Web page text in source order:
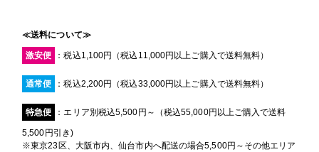
≪送料について≫
激安便 ：税込1,100円（税込11,000円以上ご購入で送料無料）
通常便 ：税込2,200円（税込33,000円以上ご購入で送料無料）
特急便 ：エリア別税込5,500円～（税込55,000円以上ご購入で送料
5,500円引き)
※東京23区、大阪市内、仙台市内へ配送の場合5,500円～その他エリア